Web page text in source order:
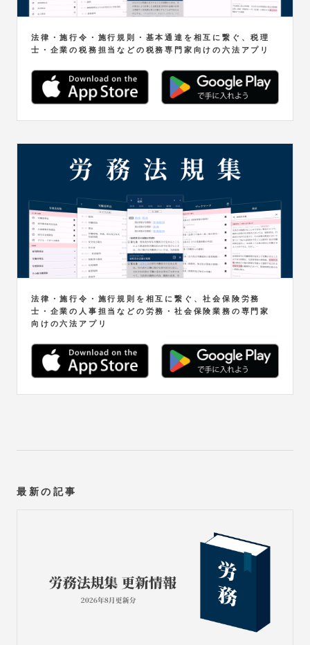
法律・施行令・施行規則・基本通達を相互に繋ぐ、税理
士・企業の税務担当などの税務専門家向けの六法アプリ
法律・施行令・施行規則を相互に繋ぐ、社会保険労務
士・企業の人事担当などの労務・社会保険業務の専門家
向けの六法アプリ
最新の記事